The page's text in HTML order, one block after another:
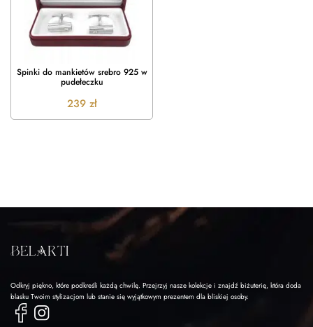
Spinki do mankietów srebro 925 w
pudełeczku
239 zł
Odkryj piękno, które podkreśli każdą chwilę. Przejrzyj nasze kolekcje i znajdź biżuterię, która doda
blasku Twoim stylizacjom lub stanie się wyjątkowym prezentem dla bliskiej osoby.